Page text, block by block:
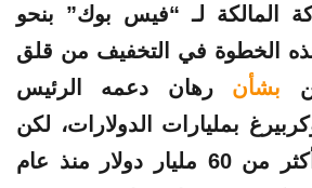
المالكة لـ “فيس بوك” بنحو
الخطوة في التخفيف من قلق
بشأن رهان دعمه الرئيس
بمليارات الدولارات، لكن
الشركة خسرت أكثر من 60 مليار دولار منذ عام